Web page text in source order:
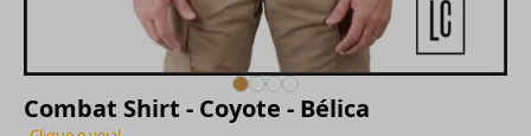
Combat Shirt - Coyote - Bélica